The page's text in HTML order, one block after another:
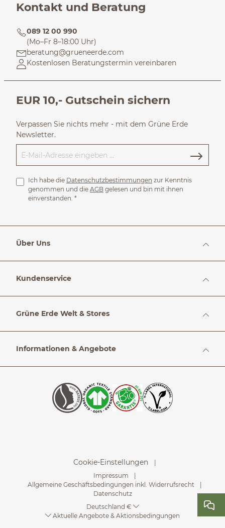
Kontakt und Beratung
089 12 00 990
(Mo–Fr 8–18:00 Uhr)
beratung@grueneerde.com
Kostenlosen Beratungstermin vereinbaren
EUR 10,- Gutschein sichern
Verpassen Sie nichts mehr - mit dem Grüne Erde
Newsletter.
Ich habe die Datenschutzbestimmungen zur Kenntnis
genommen und die AGB gelesen und bin mit ihnen
einverstanden. *
Über Uns
Kundenservice
Grüne Erde Welt & Stores
Informationen & Angebote
Aktuelle Angebote & Aktionsbedingungen
Cookie-Einstellungen
Impressum
Allgemeine Geschäftsbedingungen inkl. Widerrufsrecht
Datenschutz
Deutschland €